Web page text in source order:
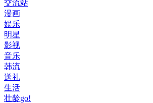
交流站
漫画
娱乐
明星
影视
音乐
韩流
送礼
生活
壮龄go!